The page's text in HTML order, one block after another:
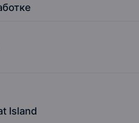
Island